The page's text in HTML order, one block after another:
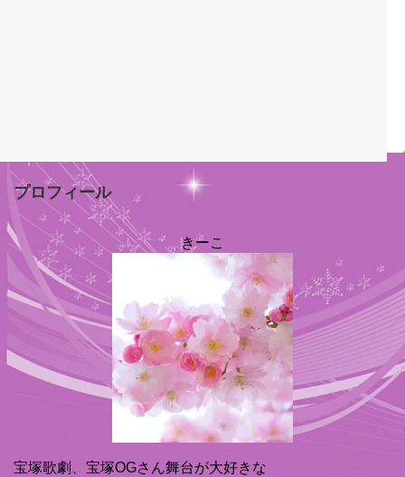
プロフィール
きーこ
宝塚歌劇、宝塚OGさん舞台が大好きな